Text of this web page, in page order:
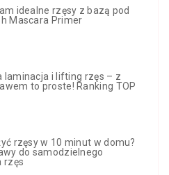
idealne rzęsy z bazą pod
Mascara Primer
laminacja i lifting rzęs – z
to proste! Ranking TOP
rzęsy w 10 minut w domu?
do samodzielnego
rzęs